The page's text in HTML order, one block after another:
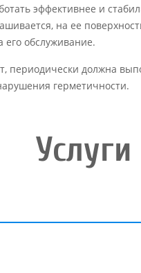
эффективнее и
на ее
его обслуживание.
должна
герметичности.